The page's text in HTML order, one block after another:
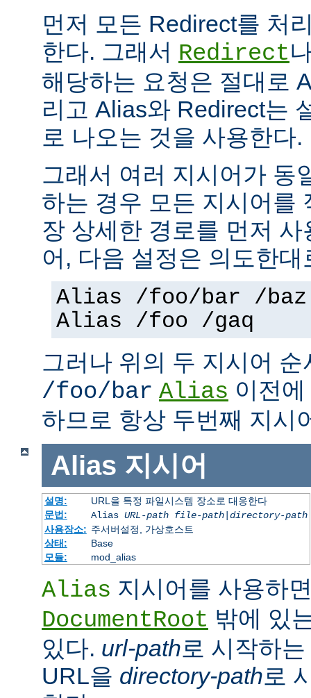
먼저 모든 Redirect를 처
한다. 그래서 Redirect
해당하는 요청은 절대로
리고 Alias와 Redirect는
로 나오는 것을 사용한다.
그래서 여러 지시어가 동
하는 경우 모든 지시어를
장 상세한 경로를 먼저
어, 다음 설정은 의도한
Alias /foo/bar /baz
Alias /foo /gaq
그러나 위의 두 지시어 순
/foo/bar Alias 이전에
하므로 항상 두번째 지시
Alias 지시어
설명:
URL을 특정 파일시스템 장소로 대응한다
문법:
Alias URL-path file-path| directory-path
사용장소: 주서버설정, 가상호스트
상태:
Base
모듈:
mod_alias
Alias 지시어를 사용하
DocumentRoot 밖에 있
있다. url-path로 시작하
URL을 directory-path로